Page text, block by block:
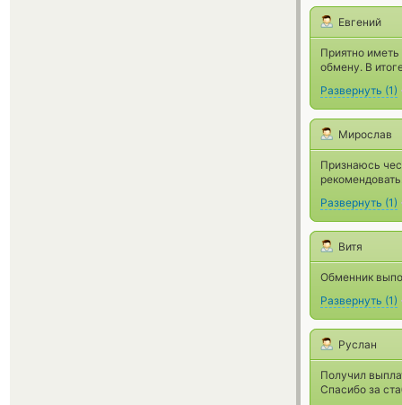
Евгений
Приятно
обмену. В
Развернуть (1)
Мирослав
Признаюсь
Развернуть (1)
Витя
Обменник
Развернуть (1)
Руслан
Получил
Спасибо за